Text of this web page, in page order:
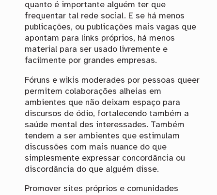
quanto é importante alguém ter que
frequentar tal rede social. E se há menos
publicações, ou publicações mais vagas que
apontam para links próprios, há menos
material para ser usado livremente e
facilmente por grandes empresas.
Fóruns e wikis moderades por pessoas queer
permitem colaborações alheias em
ambientes que não deixam espaço para
discursos de ódio, fortalecendo também a
saúde mental des interessades. Também
tendem a ser ambientes que estimulam
discussões com mais nuance do que
simplesmente expressar concordância ou
discordância do que alguém disse.
Promover sites próprios e comunidades